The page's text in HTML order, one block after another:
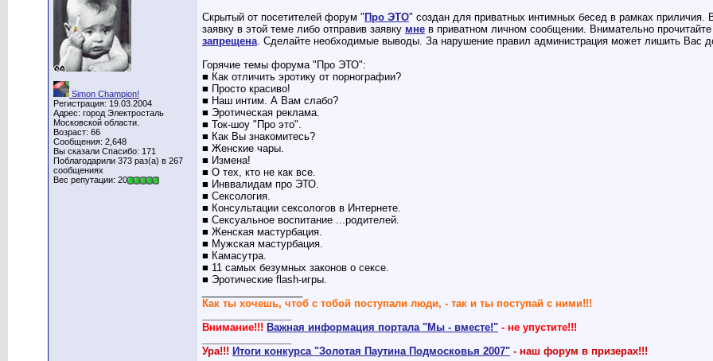
Simon Champion!
Регистрация: 19.03.2004
Адрес: город Электросталь
Московской области.
Возраст: 66
Сообщения: 2,648
Вы сказали Спасибо: 171
Поблагодарили 373 раз(а) в 267
сообщениях
Вес репутации: 20
Скрытый от посетителей форум " Про ЭТО" создан для приватных интимных бесед в рамках
заявку в этой теме либо отправив заявку мне в приватном личном сообщении. Внимательно
запрещена. Сделайте необходимые выводы. За нарушение правил администрация может лишить Вас
Горячие темы форума "Про ЭТО":
■ Как отличить эротику от порнографии?
■ Просто красиво!
■ Наш интим. А Вам слабо?
■ Эротическая реклама.
■ Ток-шоу "Про это".
■ Как Вы знакомитесь?
■ Женские чары.
■ Измена!
■ О тех, кто не как все.
■ Инввалидам про ЭТО.
■ Сексология.
■ Консультации сексологов в Интернете.
■ Сексуальное воспитание ...родителей.
■ Женская мастурбация.
■ Мужская мастурбация.
■ Камасутра.
■ 11 самых безумных законов о сексе.
■ Эротические flash-игры.
Как ты хочешь, чтоб с тобой поступали люди, - так и ты поступай с ними!!!
Внимание!!! Важная информация портала "Мы - вместе!" - не упустите!!!
Ура!!! Итоги конкурса "Золотая Паутина Подмосковья 2007" - наш форум в призерах!!!